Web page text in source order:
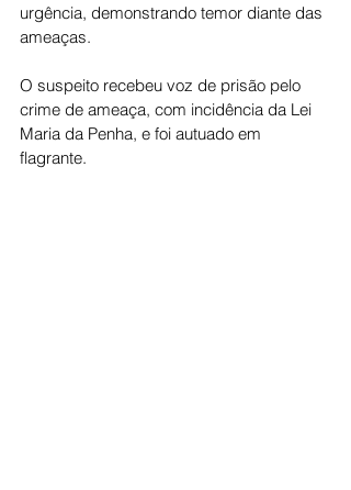
urgência, demonstrando temor diante das
ameaças.
O suspeito recebeu voz de prisão pelo
crime de ameaça, com incidência da Lei
Maria da Penha, e foi autuado em
flagrante.